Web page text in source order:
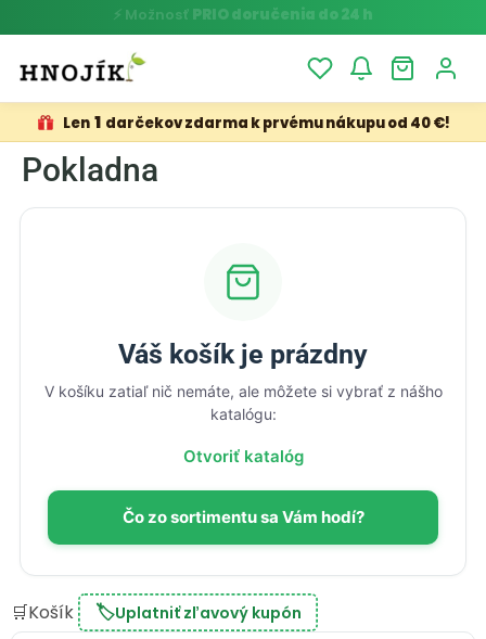
⚡ Možnosť PRIO doručenia do 24 h
Len 1 darčekov zdarma k prvému nákupu od 40 €!
Pokladna
Váš košík je prázdny
V košíku zatiaľ nič nemáte, ale môžete si vybrať z nášho
katalógu:
Otvoriť katalóg
Čo zo sortimentu sa Vám hodí?
🛒Košík 🏷️Uplatniť zľavový kupón